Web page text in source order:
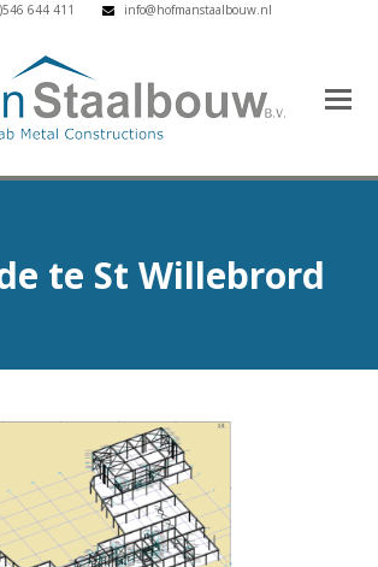
644 411 info@hofmanstaalbouw.nl
te St Willebrord